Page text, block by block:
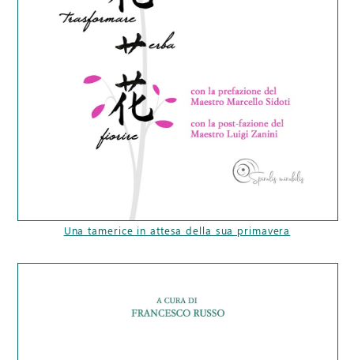
Una tamerice in attesa della sua primavera